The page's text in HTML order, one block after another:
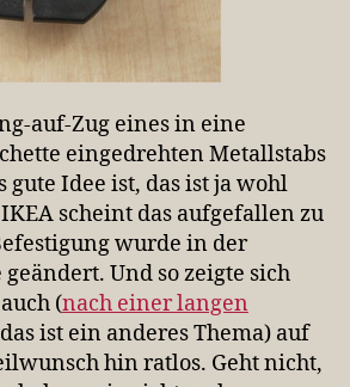
auf-Zug eines in eine
eingedrehten Metallstabs
gute Idee ist, das ist ja wohl
scheint das aufgefallen zu
wurde in der
Und so zeigte sich
(nach einer langen
ist ein anderes Thema) auf
hin ratlos. Geht nicht,